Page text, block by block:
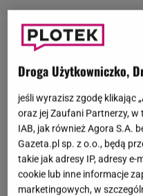
Jakiś czas temuna
się 19. sezon programu
kontrowersji. Za nami
uczestnicy
wcielając się w znane
są oceniane przez
WalewskąiRoberta
Droga Użytkowniczko,
jeśli wyrazisz zgodę klikając
oraz jej Zaufani Partnerzy, w
IAB, jak również Agora S.A.
Gazeta.pl sp. z o.o., będą
takie jak adresy IP, adresy
cookie lub inne informacje
marketingowych, w